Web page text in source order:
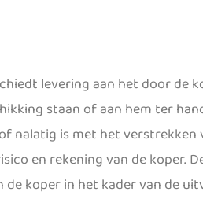
levering aan het door
staan of aan hem ter
nalatig is met het
en rekening van de koper.
koper in het kader van de